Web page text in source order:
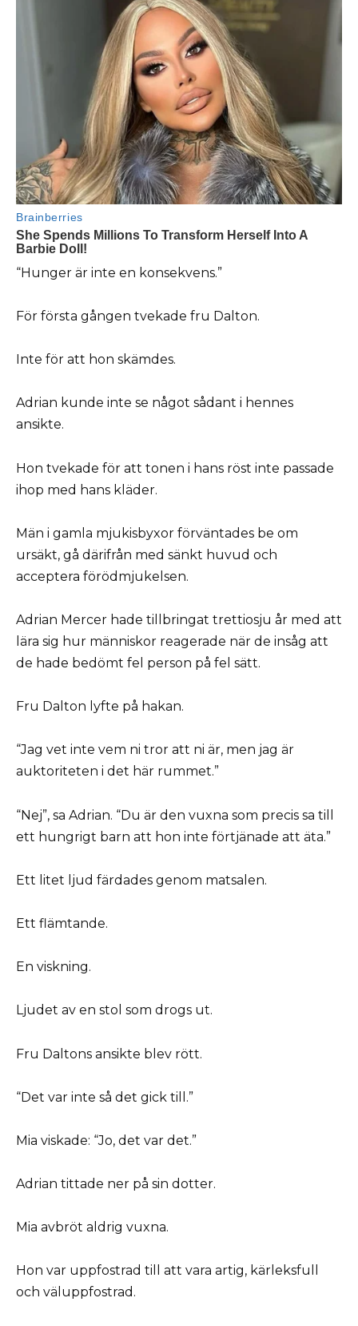
“Hunger är inte en konsekvens.”
För första gången tvekade fru Dalton.
Inte för att hon skämdes.
Adrian kunde inte se något sådant i hennes
ansikte.
Hon tvekade för att tonen i hans röst inte passade
ihop med hans kläder.
Män i gamla mjukisbyxor förväntades be om
ursäkt, gå därifrån med sänkt huvud och
acceptera förödmjukelsen.
Adrian Mercer hade tillbringat trettiosju år med att
lära sig hur människor reagerade när de insåg att
de hade bedömt fel person på fel sätt.
Fru Dalton lyfte på hakan.
“Jag vet inte vem ni tror att ni är, men jag är
auktoriteten i det här rummet.”
“Nej”, sa Adrian. “Du är den vuxna som precis sa till
ett hungrigt barn att hon inte förtjänade att äta.”
Ett litet ljud färdades genom matsalen.
Ett flämtande.
En viskning.
Ljudet av en stol som drogs ut.
Fru Daltons ansikte blev rött.
“Det var inte så det gick till.”
Mia viskade: “Jo, det var det.”
Adrian tittade ner på sin dotter.
Mia avbröt aldrig vuxna.
Hon var uppfostrad till att vara artig, kärleksfull
och väluppfostrad.